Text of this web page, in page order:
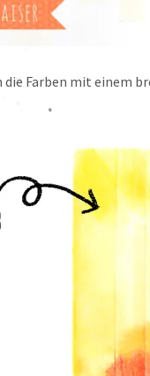
die Farben mit einem